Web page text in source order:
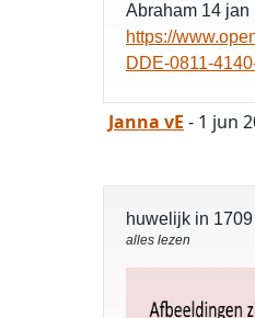
Abraham 14 jan
https://
DDE-0811-
Janna vE - 1 jun
huwelijk in
alles lezen